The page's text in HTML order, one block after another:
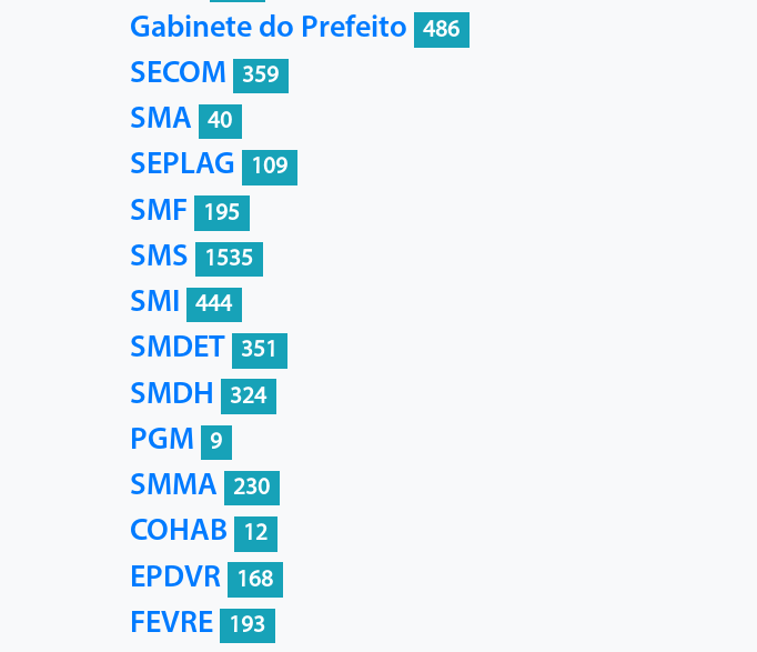
Gabinete do Prefeito 486
SECOM 359
SMA 40
SEPLAG 109
SMF 195
SMS 1535
SMI 444
SMDET 351
SMDH 324
PGM 9
SMMA 230
COHAB 12
EPDVR 168
FEVRE 193